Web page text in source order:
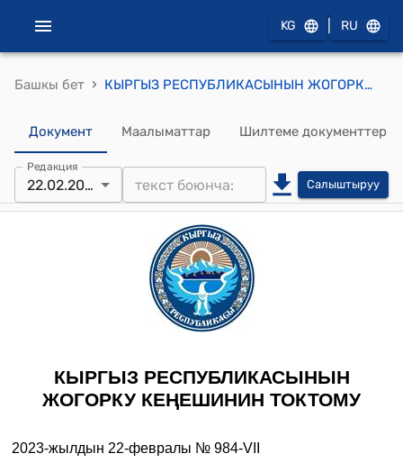
KG RU
Башкы бет › КЫРГЫЗ РЕСПУБЛИКАСЫНЫН ЖОГОРКУ КЕҢЕШИНИН 2023-жылдын 22-февралындагы № 984-VII "Кыргыз Республикасынын Баткен, Жалал-Абад, Ош жана Ысык-Көл облустарынын айрым калктуу конуштарын айыл категориясына киргизүү жөнүндө" Кыргыз Республикасынын Мыйзамынын долбоорун экинчи окууда кабыл алуу тууралуу" ТОКТОМУ
Документ Маалыматтар Шилтеме документтер
Редакция
22.02.2023 Салыштыруу